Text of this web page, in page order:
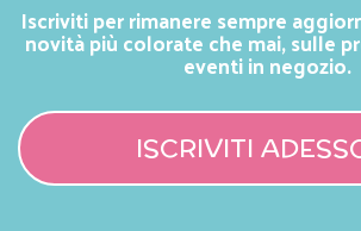
Iscriviti per rimanere sempre
novità più colorate che mai, sulle
eventi in negozio.
ISCRIVITI